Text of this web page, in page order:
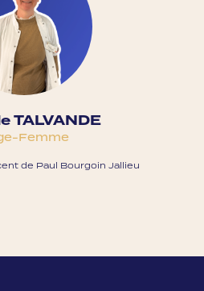
TALVANDE
Femme
de Paul Bourgoin Jallieu